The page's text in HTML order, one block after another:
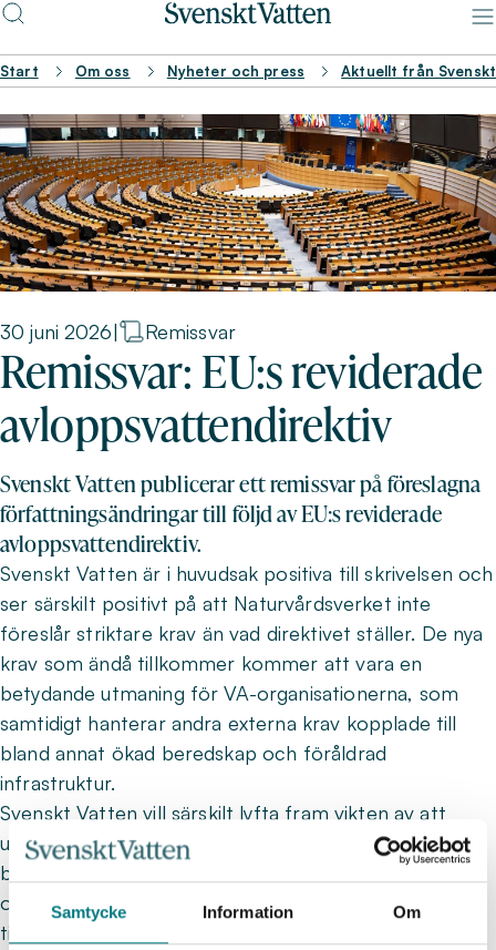
Samtycke Information Om
Start Om oss Nyheter och press Aktuellt från
30 juni 2026| Remissvar
Remissvar: EU:s reviderade
avloppsvattendirektiv
Svenskt Vatten publicerar ett remissvar på föreslagna
författningsändringar till följd av EU:s reviderade
avloppsvattendirektiv.
Svenskt Vatten är i huvudsak positiva till skrivelsen och
ser särskilt positivt på att Naturvårdsverket inte
föreslår striktare krav än vad direktivet ställer. De nya
krav som ändå tillkommer kommer att vara en
betydande utmaning för VA-organisationerna, som
samtidigt hanterar andra externa krav kopplade till
bland annat ökad beredskap och föråldrad
infrastruktur.
Svenskt Vatten vill särskilt lyfta fram vikten av att
utbyggnadsplaner för tertiär och kvartär rening
beslutas så snart som möjligt, för att ge VA-
organisationerna rimliga förutsättningar att klara
tidplanerna. Vi vill också understryka att